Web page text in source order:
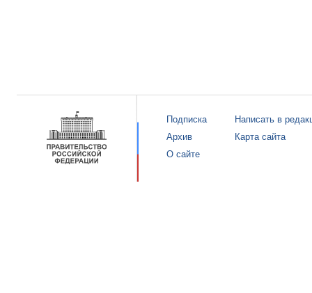
Подписка
Архив
О сайте
Написать в
Карта сайта